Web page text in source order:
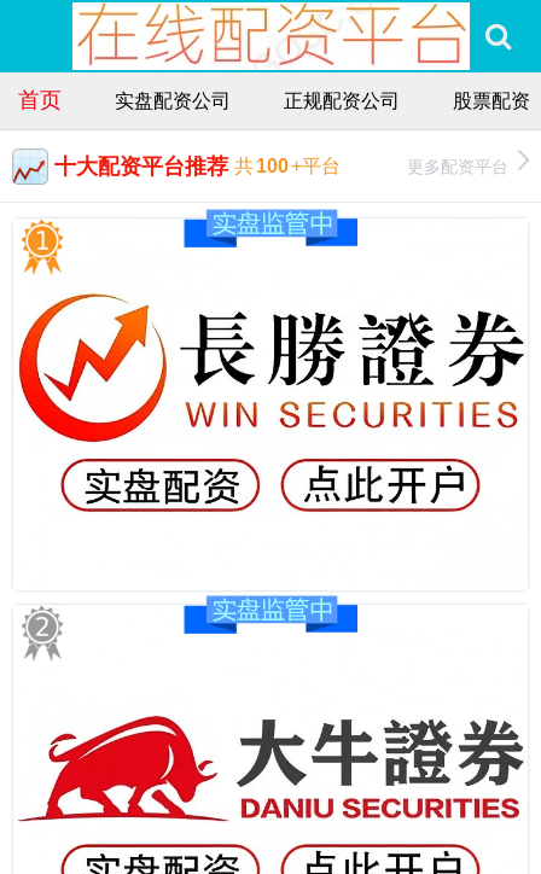
首页 实盘配资公司 正规配资公司 股票配资
十大配资平台推荐 共100+平台 更多配资平台